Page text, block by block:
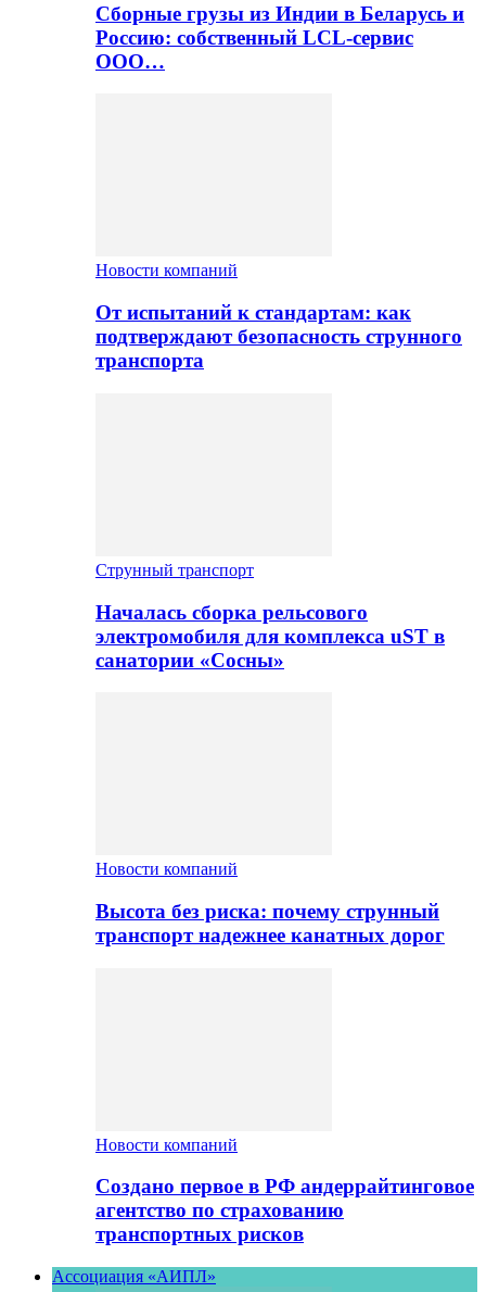
Сборные грузы из Индии в Беларусь и
Россию: собственный LCL-сервис
ООО…
Новости компаний
От испытаний к стандартам: как
подтверждают безопасность струнного
транспорта
Струнный транспорт
Началась сборка рельсового
электромобиля для комплекса uST в
санатории «Сосны»
Новости компаний
Высота без риска: почему струнный
транспорт надежнее канатных дорог
Новости компаний
Создано первое в РФ андеррайтинговое
агентство по страхованию
транспортных рисков
Ассоциация «АИПЛ»